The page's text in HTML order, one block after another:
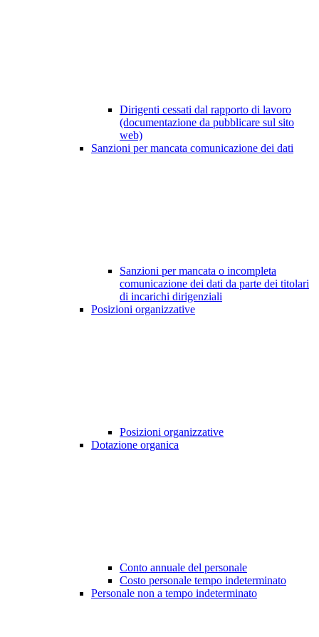
Dirigenti cessati dal rapporto di lavoro
(documentazione da pubblicare sul sito
web)
Sanzioni per mancata comunicazione dei dati
Sanzioni per mancata o incompleta
comunicazione dei dati da parte dei titolari
di incarichi dirigenziali
Posizioni organizzative
Posizioni organizzative
Dotazione organica
Conto annuale del personale
Costo personale tempo indeterminato
Personale non a tempo indeterminato